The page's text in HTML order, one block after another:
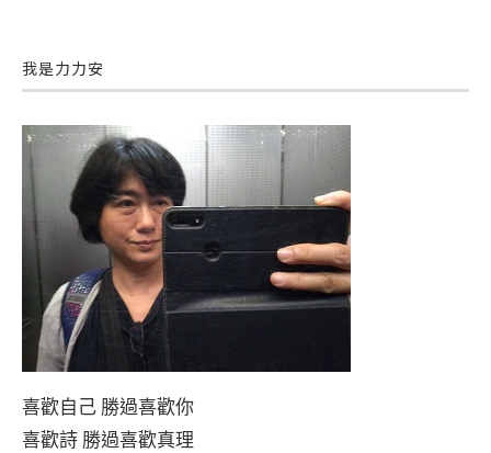
我是力力安
喜歡自己 勝過喜歡你
喜歡詩 勝過喜歡真理